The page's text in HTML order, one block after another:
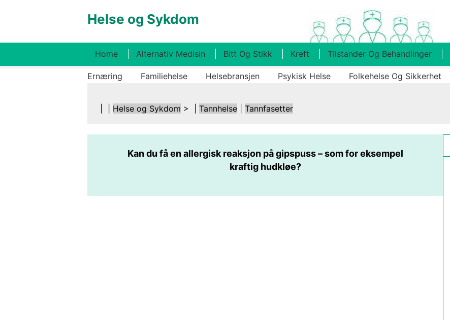
Helse og Sykdom
Home Alternativ Medisin Bitt Og Stikk Kreft Tilstander Og Behandlinger
Ernæring Familiehelse Helsebransjen Psykisk Helse Folkehelse Og Sikkerhet
Helse og Sykdom > | Tannhelse Tannfasetter
Kan du få en allergisk reaksjon på gipspuss – som for eksempel
kraftig hudkløe?